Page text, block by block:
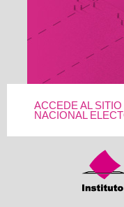
ACCEDE AL
NACIONAL